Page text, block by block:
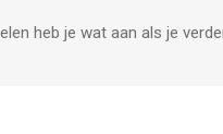
op 8 Aug om 07:06.
heb je wat aan als je